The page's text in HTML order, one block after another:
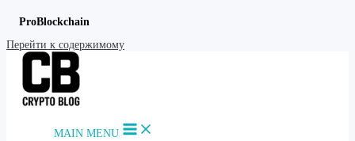
ProBlockchain
Перейти к содержимому
MAIN MENU